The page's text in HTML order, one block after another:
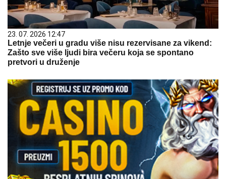
23. 07. 2026 12:47
Letnje večeri u gradu više nisu rezervisane za vikend:
Zašto sve više ljudi bira večeru koja se spontano
pretvori u druženje